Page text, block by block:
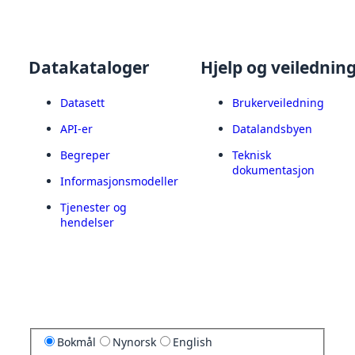
Datakataloger
Datasett
API-er
Begreper
Informasjonsmodeller
Tjenester og
hendelser
Hjelp og
Brukerveiledning
Datalandsbyen
Teknisk
dokumentasjon
Bokmål Nynorsk English